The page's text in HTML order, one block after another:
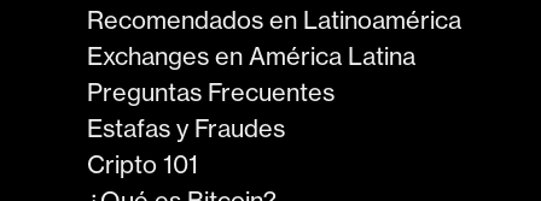
Recomendados en Latinoamérica
Exchanges en América Latina
Preguntas Frecuentes
Estafas y Fraudes
Cripto 101